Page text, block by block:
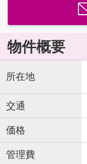
物件概要
所在地
交通
価格
管理費